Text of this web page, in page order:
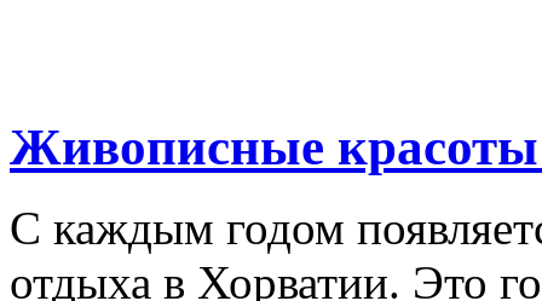
Живописные
С каждым годом
отдыха в Хорватии. Это